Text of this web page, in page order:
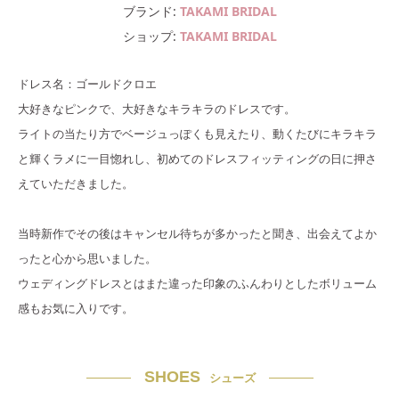
ブランド TAKAMI BRIDAL
ショップ TAKAMI BRIDAL
ドレス名：ゴールドクロエ
大好きなピンクで、大好きなキラキラのドレスです。
ライトの当たり方でベージュっぽくも見えたり、動くたびにキラキラ
と輝くラメに一目惚れし、初めてのドレスフィッティングの日に押さ
えていただきました。
当時新作でその後はキャンセル待ちが多かったと聞き、出会えてよか
ったと心から思いました。
ウェディングドレスとはまた違った印象のふんわりとしたボリューム
感もお気に入りです。
SHOES シューズ